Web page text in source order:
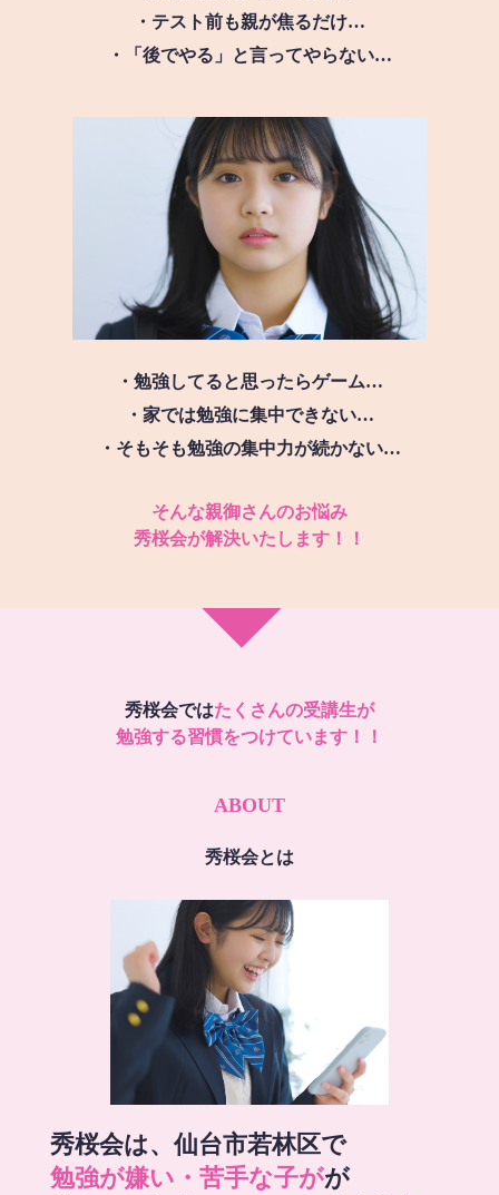
・テスト前も親が焦るだけ…
・「後でやる」と言ってやらない…
・勉強してると思ったらゲーム…
・家では勉強に集中できない…
・そもそも勉強の集中力が続かない…
そんな親御さんのお悩み
秀桜会が解決いたします！！
秀桜会ではたくさんの受講生が
勉強する習慣をつけています！！
ABOUT
秀桜会とは
秀桜会は、仙台市若林区で
勉強が嫌い・苦手な子がが